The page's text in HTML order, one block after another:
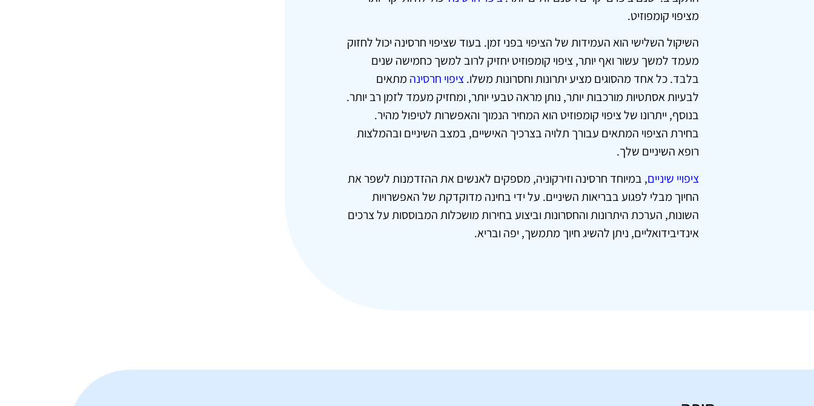
מציפוי קומפוזיט.
השיקול השלישי הוא העמידות של הציפוי בפני זמן. בעוד שציפוי חרסינה יכול לחזוק
מעמד למשך עשור ואף יותר, ציפוי קומפוזיט יחזיק לרוב למשך כחמישה שנים
בלבד. כל אחד מהסוגים מציע יתרונות וחסרונות משלו.ציפוי חרסינה מתאים
לבעיות אסתטיות מורכבות יותר, נותן מראה טבעי יותר, ומחזיק מעמד לזמן רב יותר.
בנוסף, ייתרונו של ציפוי קומפוזיט הוא המחיר הנמוך והאפשרות לטיפול מהיר.
בחירת הציפוי המתאים עבורך תלויה בצרכיך האישיים, במצב השיניים ובהמלצות
רופא השיניים שלך.
ציפויי שיניים, במיוחד חרסינה וזירקוניה, מספקים לאנשים את ההזדמנות לשפר את
החיוך מבלי לפגוע בבריאות השיניים. על ידי בחינה מדוקדקת של האפשרויות
השונות, הערכת היתרונות והחסרונות וביצוע בחירות מושכלות המבוססות על צרכים
אינדיבידואליים, ניתן להשיג חיוך מתמשך, יפה ובריא.